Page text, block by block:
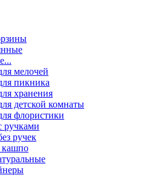
мелочей
пикника
хранения
детской комнаты
флористики
ручками
ручек
кашпо